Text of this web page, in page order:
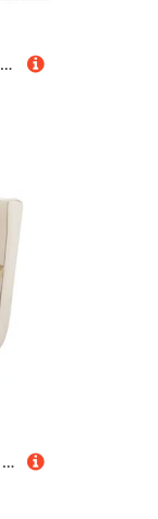
Relaxsessel, Longlife Xtra-Leder Z59, Grau, 68×113×83 cm, Doppelmotor, Modern, W.SCHILLIG
Recamiere mit Schlaffunktion Leder Abnehmbar und Waschbar Technisches Ledergewebe Klappsessel mit Schlaffunktion Beige Sechsstufige Verstellbarkeit Geeignet für Kleine Wohnungen(White,183*55*30cm)